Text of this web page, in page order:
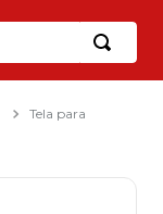
Tela para